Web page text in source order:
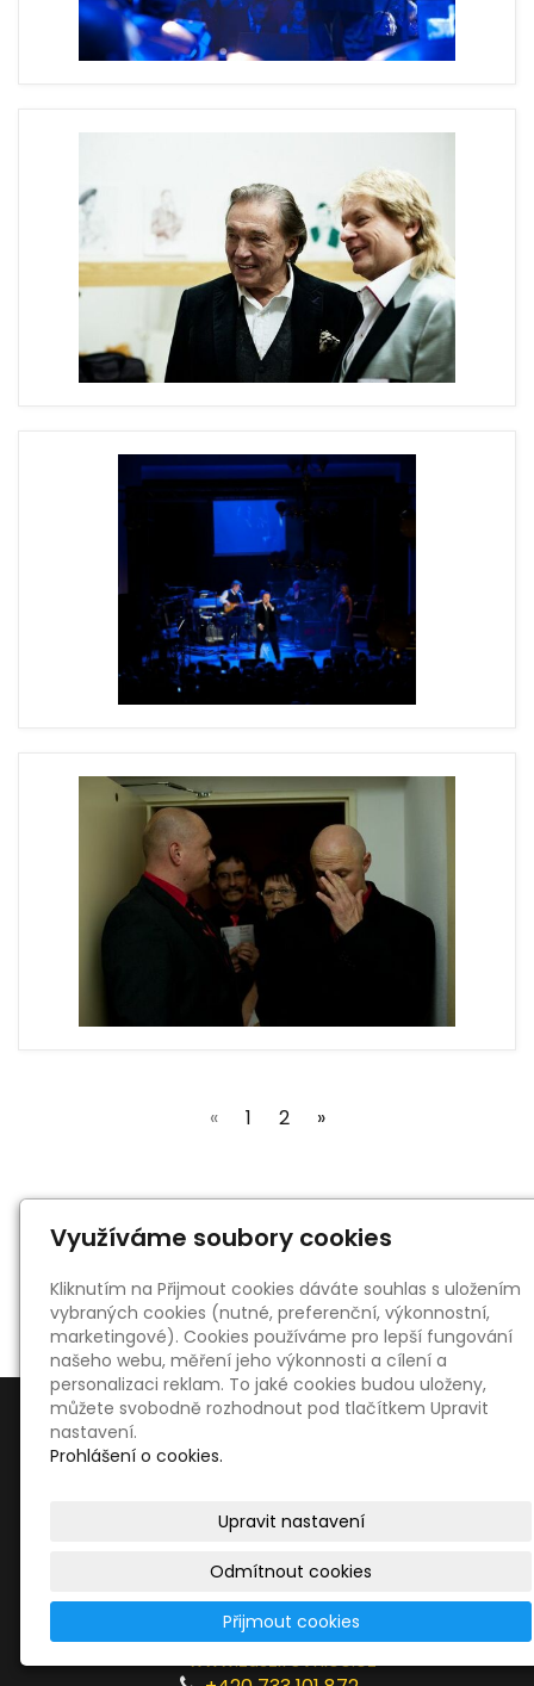
« 1(current)
2 »
« zpět
Kontakty
Branka 1, 394 68 Žirovnice
49056972
zus.zirovnice@seznam.cz
www.zuszirovnice.cz
Využíváme soubory cookies
Kliknutím na Přijmout cookies dáváte souhlas s uložením
vybraných cookies (nutné, preferenční, výkonnostní,
marketingové). Cookies používáme pro lepší fungování
našeho webu, měření jeho výkonnosti a cílení a
personalizaci reklam. To jaké cookies budou uloženy,
můžete svobodně rozhodnout pod tlačítkem Upravit
nastavení.
Prohlášení o cookies.
Upravit nastavení
Odmítnout cookies
Přijmout cookies